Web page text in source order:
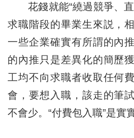
花錢就能“繞過競爭、直
求職階段的畢業生來説，
一些企業確實有所謂的內
的內推只是差異化的簡歷
工均不向求職者收取任何
會，要想入職，該走的筆
不會少。“付費包入職”是實